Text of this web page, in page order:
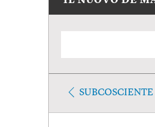
SUBCOSCIENTE